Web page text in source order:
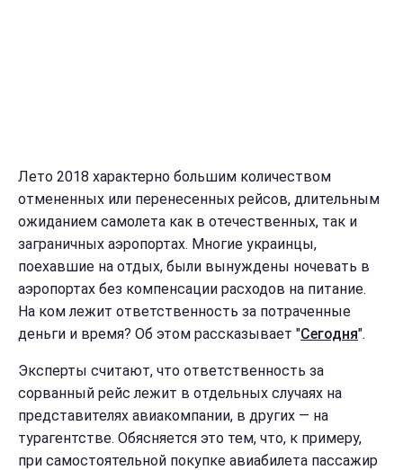
Лето 2018 характерно большим количеством
отмененных или перенесенных рейсов, длительным
ожиданием самолета как в отечественных, так и
заграничных аэропортах. Многие украинцы,
поехавшие на отдых, были вынуждены ночевать в
аэропортах без компенсации расходов на питание.
На ком лежит ответственность за потраченные
деньги и время? Об этом рассказывает "Сегодня".
Эксперты считают, что ответственность за
сорванный рейс лежит в отдельных случаях на
представителях авиакомпании, в других — на
турагентстве. Обясняется это тем, что, к примеру,
при самостоятельной покупке авиабилета пассажир